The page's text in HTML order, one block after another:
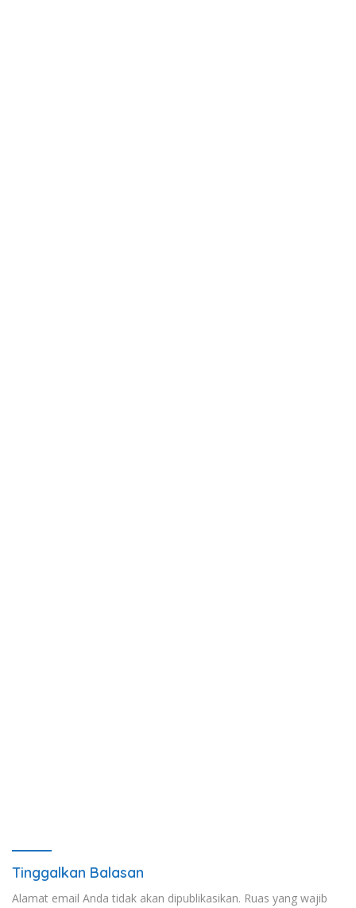
Tinggalkan Balasan
Alamat email Anda tidak akan dipublikasikan. Ruas yang wajib